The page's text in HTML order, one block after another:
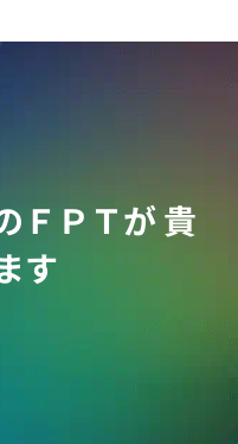
ＦＰＴが貴
す